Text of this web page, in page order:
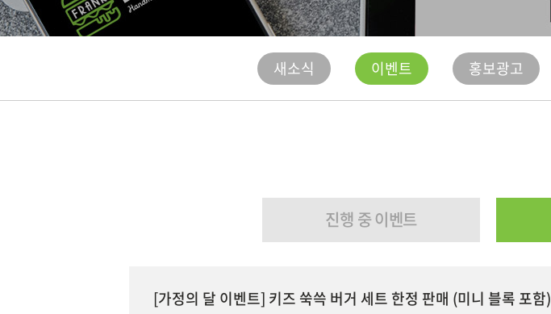
새소식 이벤트 홍보광고
진행 중 이벤트
[가정의 달 이벤트] 키즈 쑥쓱 버거 세트 한정 판매 (미니 블록 포함)